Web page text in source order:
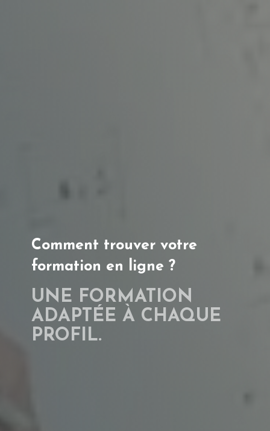
Comment trouver votre
formation en ligne ?
UNE FORMATION
ADAPTÉE À CHAQUE
PROFIL.